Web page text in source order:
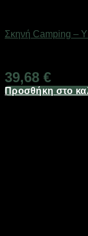
Σκηνή Camping –
39,68 €
Προσθήκη στο